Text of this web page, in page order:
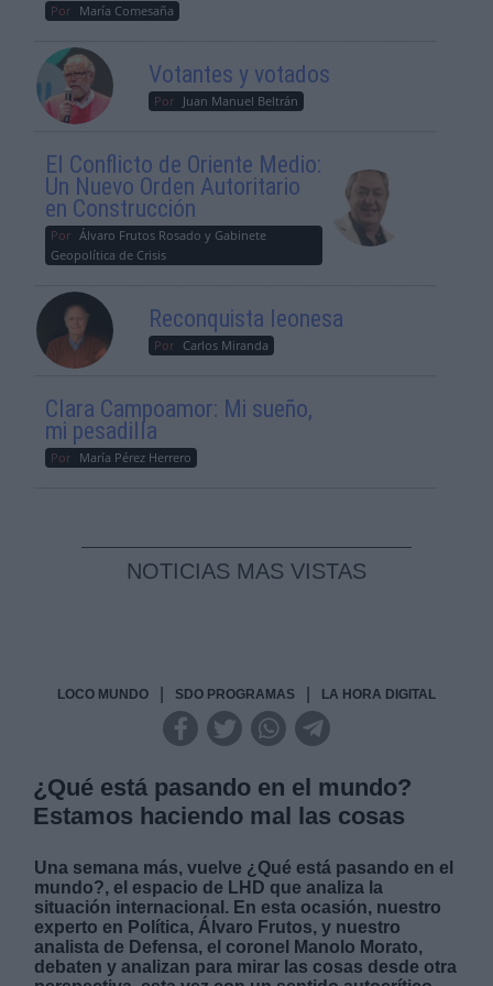
Por María Comesaña
Votantes y votados
Por Juan Manuel Beltrán
El Conflicto de Oriente Medio:
Un Nuevo Orden Autoritario
en Construcción
Por Álvaro Frutos Rosado y Gabinete
Geopolítica de Crisis
Reconquista leonesa
Por Carlos Miranda
Clara Campoamor: Mi sueño,
mi pesadilla
Por María Pérez Herrero
NOTICIAS MAS VISTAS
LOCO MUNDO SDO PROGRAMAS LA HORA DIGITAL
¿Qué está pasando en el mundo?
Estamos haciendo mal las cosas
Una semana más, vuelve ¿Qué está pasando en el
mundo?, el espacio de LHD que analiza la
situación internacional. En esta ocasión, nuestro
experto en Política, Álvaro Frutos, y nuestro
analista de Defensa, el coronel Manolo Morato,
debaten y analizan para mirar las cosas desde otra